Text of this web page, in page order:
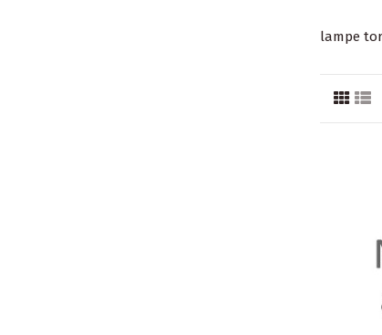
lampe